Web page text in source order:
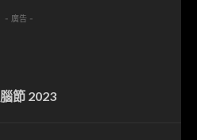
- 廣告 -
節 2023